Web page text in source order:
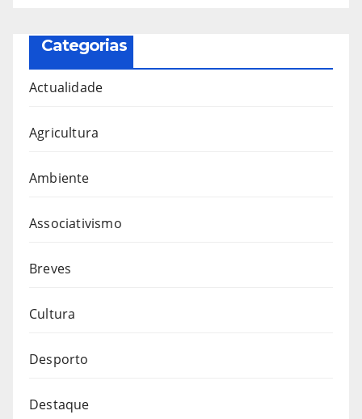
Categorias
Actualidade
Agricultura
Ambiente
Associativismo
Breves
Cultura
Desporto
Destaque